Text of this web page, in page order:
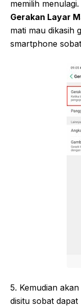
memilih
Gerakan Layar
mati mau dikasih
smartphone
5. Kemudian
disitu sobat